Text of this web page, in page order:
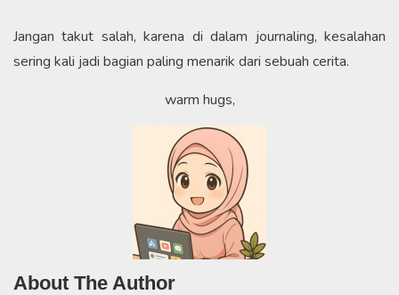
Jangan takut salah, karena di dalam journaling, kesalahan
sering kali jadi bagian paling menarik dari sebuah cerita.
warm hugs,
About The Author